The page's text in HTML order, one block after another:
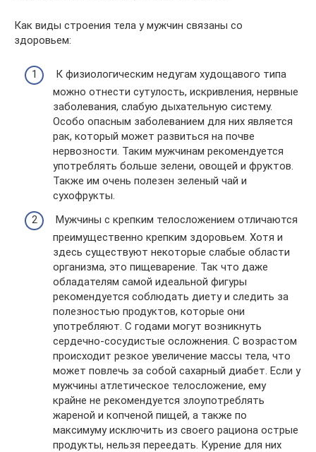
Как виды строения тела у мужчин связаны со
здоровьем:
К физиологическим недугам худощавого типа
можно отнести сутулость, искривления, нервные
заболевания, слабую дыхательную систему.
Особо опасным заболеванием для них является
рак, который может развиться на почве
нервозности. Таким мужчинам рекомендуется
употреблять больше зелени, овощей и фруктов.
Также им очень полезен зеленый чай и
сухофрукты.
Мужчины с крепким телосложением отличаются
преимущественно крепким здоровьем. Хотя и
здесь существуют некоторые слабые области
организма, это пищеварение. Так что даже
обладателям самой идеальной фигуры
рекомендуется соблюдать диету и следить за
полезностью продуктов, которые они
употребляют. С годами могут возникнуть
сердечно-сосудистые осложнения. С возрастом
происходит резкое увеличение массы тела, что
может повлечь за собой сахарный диабет. Если у
мужчины атлетическое телосложение, ему
крайне не рекомендуется злоупотреблять
жареной и копченой пищей, а также по
максимуму исключить из своего рациона острые
продукты, нельзя переедать. Курение для них